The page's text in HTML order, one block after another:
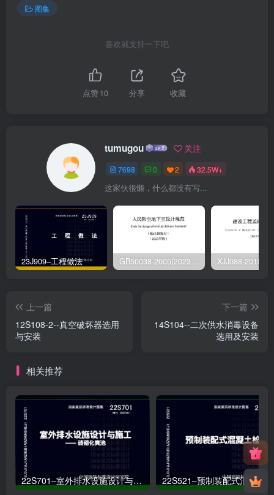
图集
喜欢就支持一下吧
点赞10 分享 收藏
tumugou 关注
7698 0 2 32.5W+
这家伙很懒，什么都没有写...
23J909–工程做法 GB50038-2005(2023版)–人民防空地下室设计规范
上一篇
12S108-2--真空破坏器选用
与安装
下一篇
14S104--二次供水消毒设备
选用及安装
相关推荐
22S701–室外排水设施设计与施工——砖砌化粪池